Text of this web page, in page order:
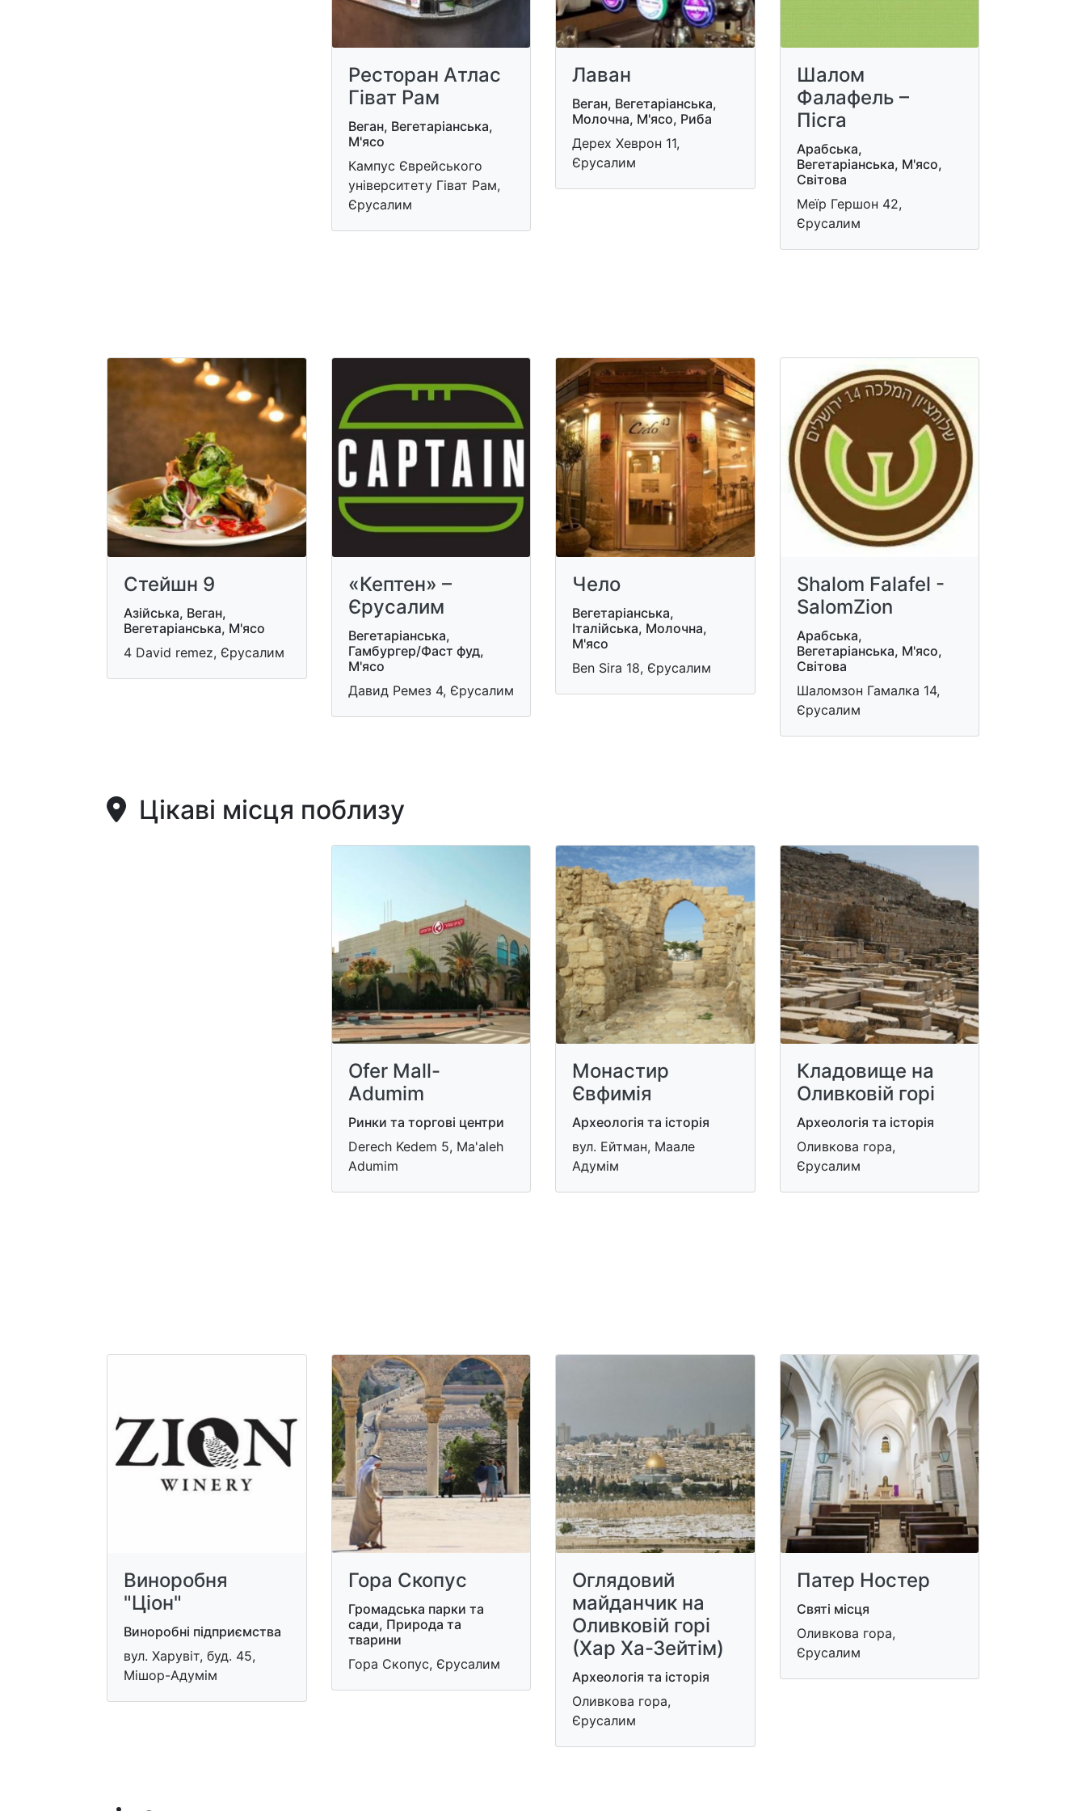
Ресторан Атлас
Гіват Рам
Веган, Вегетаріанська,
М'ясо
Кампус Єврейського
університету Гіват Рам,
Єрусалим
Лаван
Веган, Вегетаріанська,
Молочна, М'ясо, Риба
Дерех Хеврон 11,
Єрусалим
Шалом
Фалафель –
Пісга
Арабська,
Вегетаріанська, М'ясо,
Світова
Меїр Гершон 42,
Єрусалим
Стейшн 9
Азійська, Веган,
Вегетаріанська, М'ясо
4 David remez, Єрусалим
«Кептен» –
Єрусалим
Вегетаріанська,
Гамбургер/Фаст фуд,
М'ясо
Давид Ремез 4, Єрусалим
Чело
Вегетаріанська,
Італійська, Молочна,
М'ясо
Ben Sira 18, Єрусалим
Shalom Falafel -
SalomZion
Арабська,
Вегетаріанська, М'ясо,
Світова
Шаломзон Гамалка 14,
Єрусалим
Цікаві місця поблизу
Ofer Mall-
Adumim
Ринки та торгові центри
Derech Kedem 5, Ma'aleh
Adumim
Монастир
Євфимія
Археологія та історія
вул. Ейтман, Маале
Адумім
Кладовище на
Оливковій горі
Археологія та історія
Оливкова гора,
Єрусалим
Виноробня
"Ціон"
Виноробні підприємства
вул. Харувіт, буд. 45,
Мішор-Адумім
Гора Скопус
Громадська парки та
сади, Природа та
тварини
Гора Скопус, Єрусалим
Оглядовий
майданчик на
Оливковій горі
(Хар Ха-Зейтім)
Археологія та історія
Оливкова гора,
Єрусалим
Патер Ностер
Святі місця
Оливкова гора,
Єрусалим